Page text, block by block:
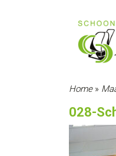
Home»
028-